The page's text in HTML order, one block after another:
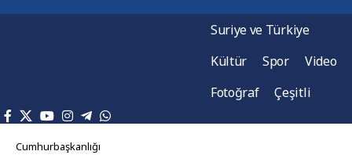
Suriye ve Türkiye
Kültür
Spor
Video
Fotoğraf
Çeşitli
Cumhurbaşkanlığı